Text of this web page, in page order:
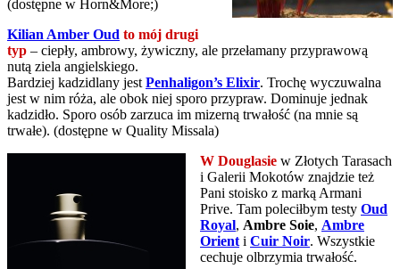
(dostępne w Horn&More;)
Kilian Amber Oud to mój drugi
typ – ciepły, ambrowy, żywiczny, ale przełamany przyprawową
nutą ziela angielskiego.
Bardziej kadzidlany jest Penhaligon’s Elixir. Trochę wyczuwalna
jest w nim róża, ale obok niej sporo przypraw. Dominuje jednak
kadzidło. Sporo osób zarzuca im mizerną trwałość (na mnie są
trwałe). (dostępne w Quality Missala)
W Douglasie w Złotych Tarasach
i Galerii Mokotów znajdzie też
Pani stoisko z marką Armani
Prive. Tam poleciłbym testy Oud
Royal, Ambre Soie, Ambre
Orient i Cuir Noir. Wszystkie
cechuje olbrzymia trwałość.